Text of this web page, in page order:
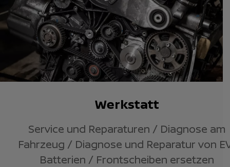
Werkstatt
Service und Reparaturen / Diagnose am
Fahrzeug / Diagnose und Reparatur von
Batterien / Frontscheiben ersetzen